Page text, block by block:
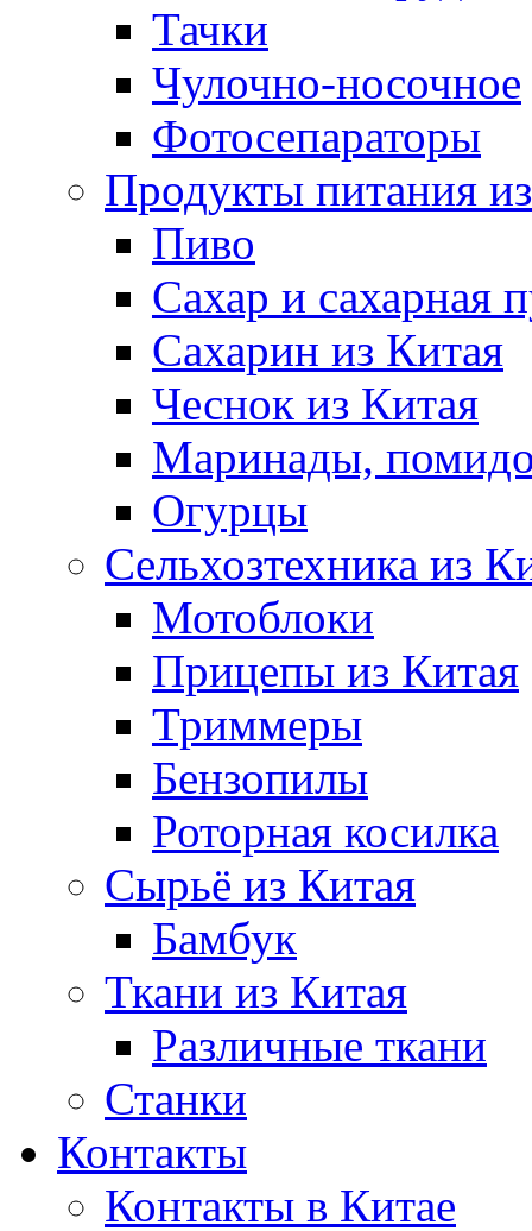
Тачки
Чулочно-носочное
Фотосепараторы
Продукты питания
Пиво
Сахар и сахарная
Сахарин из Китая
Чеснок из Китая
Маринады,
Огурцы
Сельхозтехника из
Мотоблоки
Прицепы из Китая
Триммеры
Бензопилы
Роторная косилка
Сырьё из Китая
Бамбук
Ткани из Китая
Различные ткани
Станки
Контакты
Контакты в Китае